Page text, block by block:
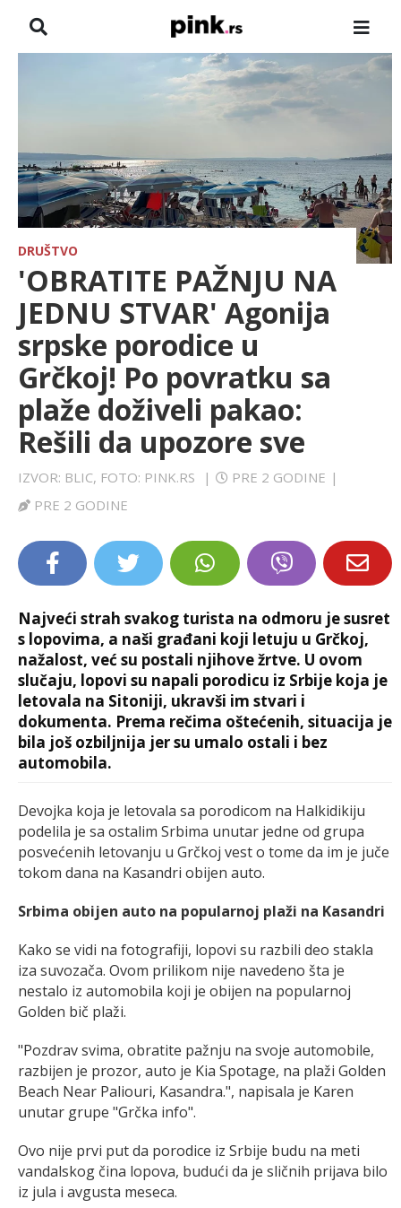
ZADRUGA
SHOWBIZ
HRONIKA
FARMERI
SPORT
LIFESTYLE
DRUŠTVO
'OBRATITE PAŽNJU NA
JEDNU STVAR' Agonija
srpske porodice u
Grčkoj! Po povratku sa
plaže doživeli pakao:
Rešili da upozore sve
IZVOR: BLIC, FOTO: PINK.RS | PRE 2 GODINE |
PRE 2 GODINE
Najveći strah svakog turista na odmoru je susret
s lopovima, a naši građani koji letuju u Grčkoj,
nažalost, već su postali njihove žrtve. U ovom
slučaju, lopovi su napali porodicu iz Srbije koja je
letovala na Sitoniji, ukravši im stvari i
dokumenta. Prema rečima oštećenih, situacija je
bila još ozbiljnija jer su umalo ostali i bez
automobila.
Devojka koja je letovala sa porodicom na Halkidikiju
podelila je sa ostalim Srbima unutar jedne od grupa
posvećenih letovanju u Grčkoj vest o tome da im je juče
tokom dana na Kasandri obijen auto.
Srbima obijen auto na popularnoj plaži na Kasandri
Kako se vidi na fotografiji, lopovi su razbili deo stakla
iza suvozača. Ovom prilikom nije navedeno šta je
nestalo iz automobila koji je obijen na popularnoj
Golden bič plaži.
"Pozdrav svima, obratite pažnju na svoje automobile,
razbijen je prozor, auto je Kia Spotage, na plaži Golden
Beach Near Paliouri, Kasandra.", napisala je Karen
unutar grupe "Grčka info".
Ovo nije prvi put da porodice iz Srbije budu na meti
vandalskog čina lopova, budući da je sličnih prijava bilo
iz jula i avgusta meseca.